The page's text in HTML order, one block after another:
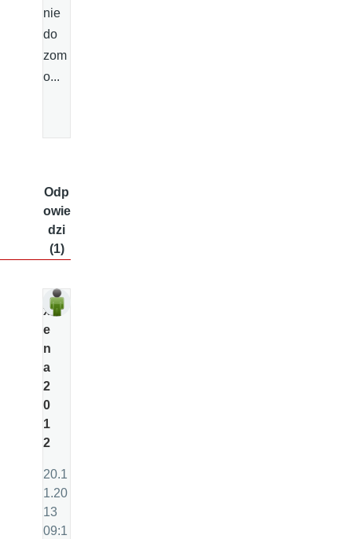
nie
do
zom
o...
Odp
owie
dzi
(1)
x
e
n
a
2
0
1
2
20.1
1.20
13
09:1